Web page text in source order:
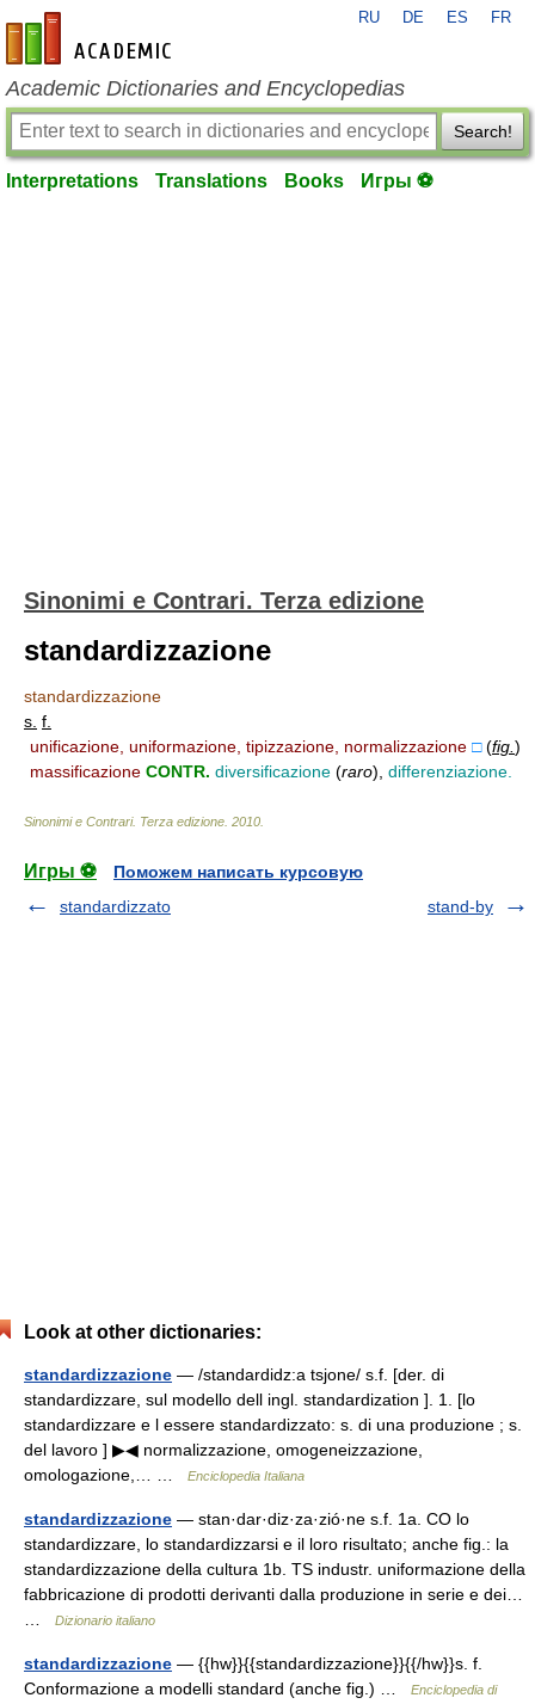
en-academic.com
RU DE ES FR
Academic Dictionaries and Encyclopedias
Search!
Interpretations Translations Books Игры ⚽
Sinonimi e Contrari. Terza edizione
standardizzazione
standardizzazione
s. f.
unificazione, uniformazione, tipizzazione, normalizzazione □ (fig. )
massificazione CONTR. diversificazione (raro) differenziazione.
Sinonimi e Contrari. Terza edizione 2010
Игры ⚽
Поможем написать курсовую
standardizzato
stand-by
Look at other dictionaries:
standardizzazione — /standardidz:a tsjone/ s.f. [der. di
standardizzare, sul modello dell ingl. standardization ]. 1. [lo
standardizzare e l essere standardizzato: s. di una produzione ; s.
del lavoro ] ▶◀ normalizzazione, omogeneizzazione,
omologazione,… …
Enciclopedia Italiana
standardizzazione — stan·dar·diz·za·zió·ne s.f. 1a. CO lo
standardizzare, lo standardizzarsi e il loro risultato; anche fig.: la
standardizzazione della cultura 1b. TS industr. uniformazione della
fabbricazione di prodotti derivanti dalla produzione in serie e dei…
Dizionario italiano
standardizzazione — {{hw}}{{standardizzazione}}{{/hw}}s. f.
Conformazione a modelli standard (anche fig.) …
Enciclopedia di